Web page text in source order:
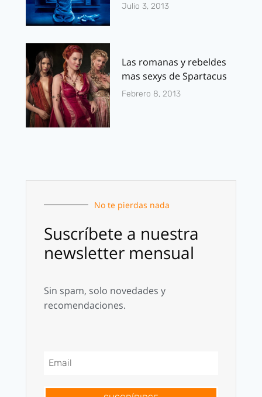
Julio 3, 2013
Las romanas y rebeldes
mas sexys de Spartacus
Febrero 8, 2013
No te pierdas nada
Suscríbete a nuestra
newsletter mensual
Sin spam, solo novedades y
recomendaciones.